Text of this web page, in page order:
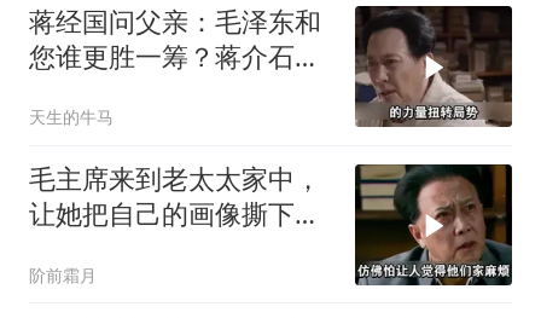
蒋经国问父亲：毛泽东和
您谁更胜一筹？蒋介石给
天生的牛马
毛主席来到老太太家中，
让她把自己的画像撕下
阶前霜月